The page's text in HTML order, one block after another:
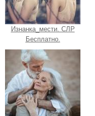
Изнанка_мести. СЛР
Бесплатно.